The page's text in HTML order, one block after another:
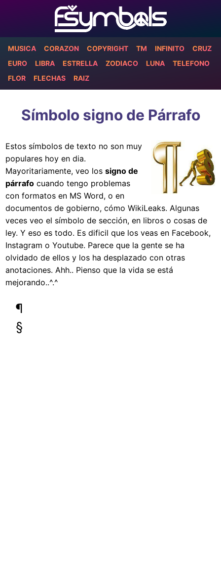
MUSICA CORAZON COPYRIGHT TM INFINITO
CRUZ
EURO
LIBRA ESTRELLA ZODIACO LUNA
TELEFONO
FLOR
FLECHAS RAIZ
Símbolo signo de Párrafo
Estos símbolos de texto no son muy
populares hoy en dia.
Mayoritariamente, veo lossigno de
párrafo cuando tengo problemas
con formatos en MS Word, o en
documentos de gobierno, cómo WikiLeaks. Algunas
veces veo el símbolo de sección, en libros o cosas de
ley. Y eso es todo. Es dificil que los veas en Facebook,
Instagram o Youtube. Parece que la gente se ha
olvidado de ellos y los ha desplazado con otras
anotaciones. Ahh.. Pienso que la vida se está
mejorando..^.^
¶
§